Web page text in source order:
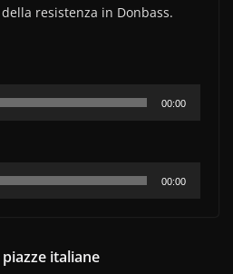
resistenza in Donbass.
00:00
00:00
italiane